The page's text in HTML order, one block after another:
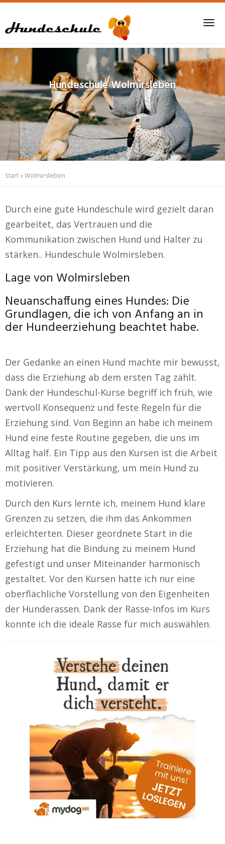
main
content
HundeschuleWolmirsleben
Start»Wolmirsleben
Durch eine gute Hundeschule wird gezielt daran
gearbeitet, das Vertrauen und die
Kommunikation zwischen Hund und Halter zu
stärken.. Hundeschule Wolmirsleben.
Lage von Wolmirsleben
Neuanschaffung eines Hundes: Die
Grundlagen, die ich von Anfang an in
der Hundeerziehung beachtet habe.
Der Gedanke an einen Hund machte mir bewusst,
dass die Erziehung ab dem ersten Tag zählt.
Dank der Hundeschul-Kurse begriff ich früh, wie
wertvoll Konsequenz und feste Regeln für die
Erziehung sind. Von Beginn an habe ich meinem
Hund eine feste Routine gegeben, die uns im
Alltag half. Ein Tipp aus den Kursen ist die Arbeit
mit positiver Verstärkung, um mein Hund zu
motivieren.
Durch den Kurs lernte ich, meinem Hund klare
Grenzen zu setzen, die ihm das Ankommen
erleichterten. Dieser geordnete Start in die
Erziehung hat die Bindung zu meinem Hund
gefestigt und unser Miteinander harmonisch
gestaltet. Vor den Kursen hatte ich nur eine
oberflächliche Vorstellung von den Eigenheiten
der Hunderassen. Dank der Rasse-Infos im Kurs
konnte ich die ideale Rasse für mich auswählen.